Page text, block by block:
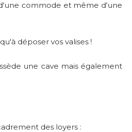
commode et même d'une
déposer vos valises !
une cave mais également
des loyers :